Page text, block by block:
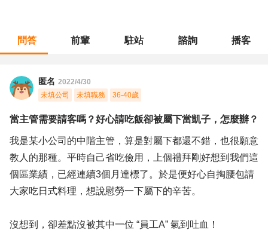
問答 前輩 駐站 諮詢 播客
匿名 2022/4/30
未填公司
未填職務 36-40歲
當主管需要請客嗎？好心請吃飯卻被屬下當凱子，怎麼辦？
我是某小公司的中階主管，算是對屬下都還不錯，也很願意
教人的那種。平時自己省吃儉用，上個禮拜剛好想到我們這
個區業績，已經連續3個月達標了。於是便好心自掏腰包請
大家吃日式料理，想說慰勞一下屬下的辛苦。
沒想到，卻差點沒被其中一位 “員工A” 氣到吐血！